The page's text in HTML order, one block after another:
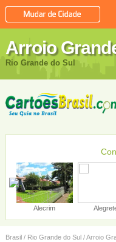
Arroio
Rio Grande do Sul
Alpestre
Brasil/ Rio Grande do Sul/Arroio